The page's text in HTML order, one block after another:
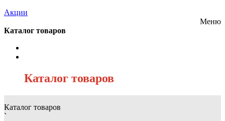
Акции
Меню
Каталог товаров
Каталог товаров
Каталог товаров
`